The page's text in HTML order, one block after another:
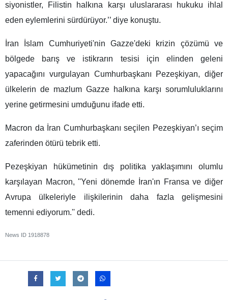
siyonistler, Filistin halkına karşı uluslararası hukuku ihlal
eden eylemlerini sürdürüyor.’’ diye konuştu.
İran İslam Cumhuriyeti'nin Gazze'deki krizin çözümü ve
bölgede barış ve istikrarın tesisi için elinden geleni
yapacağını vurgulayan Cumhurbaşkanı Pezeşkiyan, diğer
ülkelerin de mazlum Gazze halkına karşı sorumluluklarını
yerine getirmesini umduğunu ifade etti.
Macron da İran Cumhurbaşkanı seçilen Pezeşkiyan’ı seçim
zaferinden ötürü tebrik etti.
Pezeşkiyan hükümetinin dış politika yaklaşımını olumlu
karşılayan Macron, ''Yeni dönemde İran'ın Fransa ve diğer
Avrupa ülkeleriyle ilişkilerinin daha fazla gelişmesini
temenni ediyorum.'' dedi.
News ID 1918878